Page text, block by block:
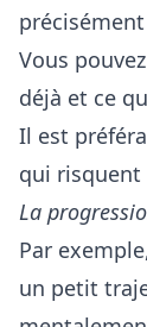
Vous
déjà et ce
Il est
qui risquent
La
Par
un petit